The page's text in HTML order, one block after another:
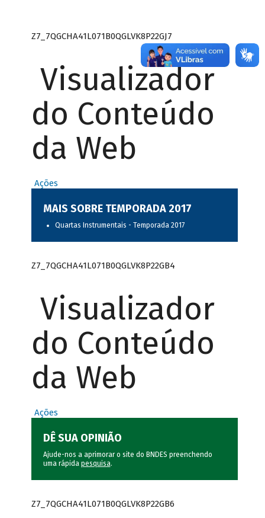
Z7_7QGCHA41L071B0QGLVK8P22GJ7
Visualizador
do Conteúdo
da Web
Ações
MAIS SOBRE TEMPORADA 2017
Quartas Instrumentais - Temporada 2017
Z7_7QGCHA41L071B0QGLVK8P22GB4
Visualizador
do Conteúdo
da Web
Ações
DÊ SUA OPINIÃO
Ajude-nos a aprimorar o site do BNDES preenchendo
uma rápida pesquisa.
Z7_7QGCHA41L071B0QGLVK8P22GB6